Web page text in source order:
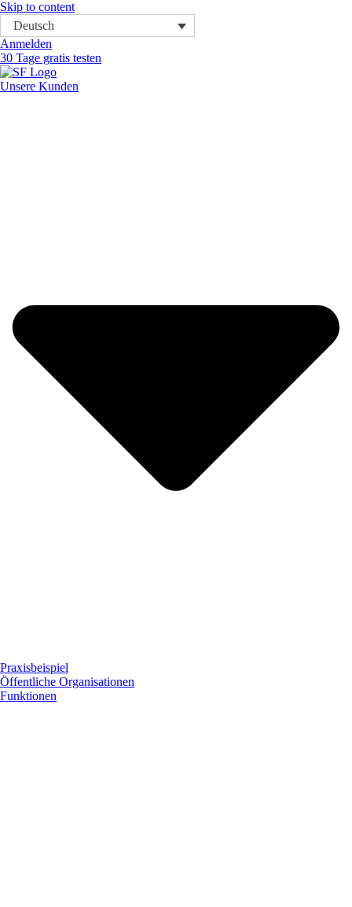
Skip to content
Deutsch
Anmelden
30 Tage gratis testen
Unsere Kunden
Praxisbeispiel
Öffentliche Organisationen
Funktionen